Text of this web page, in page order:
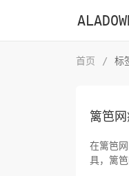
首页 / 标
篱笆
在篱笆
具，篱